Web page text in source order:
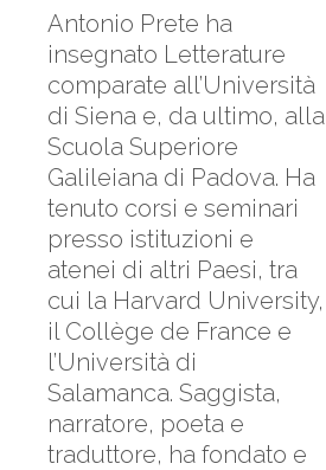
Antonio Prete ha
insegnato Letterature
comparate all’Università
di Siena e, da ultimo, alla
Scuola Superiore
Galileiana di Padova. Ha
tenuto corsi e seminari
presso istituzioni e
atenei di altri Paesi, tra
cui la Harvard University,
il Collège de France e
l’Università di
Salamanca. Saggista,
narratore, poeta e
traduttore, ha fondato e